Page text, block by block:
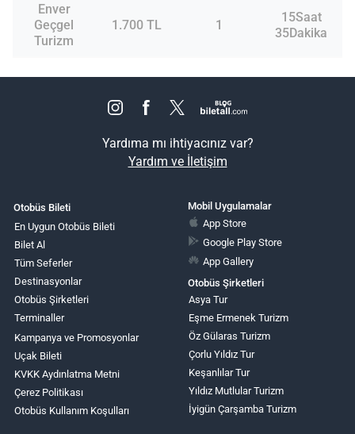
Enver
Geçgel
Turizm
1.700 TL 1
15Saat
35Dakika
Yardıma mı ihtiyacınız var?
Yardım ve İletişim
Otobüs Bileti
En Uygun Otobüs Bileti
Bilet Al
Tüm Seferler
Destinasyonlar
Otobüs Şirketleri
Terminaller
Kampanya ve Promosyonlar
Uçak Bileti
KVKK Aydınlatma Metni
Çerez Politikası
Otobüs Kullanım Koşulları
Mobil Uygulamalar
App Store
Google Play Store
App Gallery
Otobüs Şirketleri
Asya Tur
Eşme Ermenek Turizm
Öz Gülaras Turizm
Çorlu Yıldız Tur
Keşanlılar Tur
Yıldız Mutlular Turizm
İyigün Çarşamba Turizm